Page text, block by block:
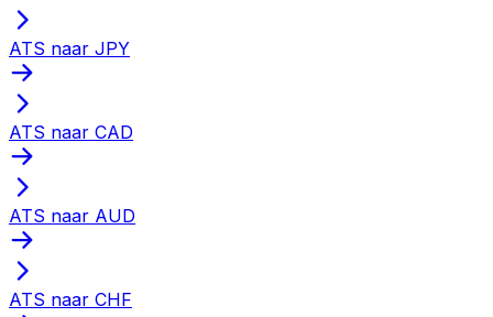
ATS naar JPY
ATS naar CAD
ATS naar AUD
ATS naar CHF